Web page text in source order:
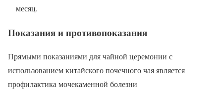
месяц.
Показания и противопоказания
Прямыми показаниями для чайной церемонии с
использованием китайского почечного чая является
профилактика мочекаменной болезни